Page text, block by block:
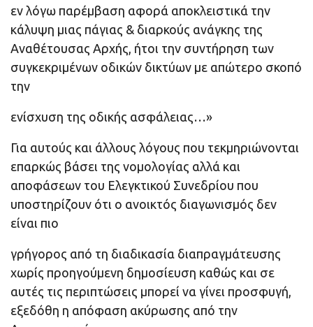
εν λόγω παρέμβαση αφορά αποκλειστικά την
κάλυψη μιας πάγιας & διαρκούς ανάγκης της
Αναθέτουσας Αρχής, ήτοι την συντήρηση των
συγκεκριμένων οδικών δικτύων με απώτερο σκοπό
την
ενίσχυση της οδικής ασφάλειας…»
Για αυτούς και άλλους λόγους που τεκμηριώνονται
επαρκώς βάσει της νομολογίας αλλά και
αποφάσεων του Ελεγκτικού Συνεδρίου που
υποστηρίζουν ότι ο ανοικτός διαγωνισμός δεν
είναι πιο
γρήγορος από τη διαδικασία διαπραγμάτευσης
χωρίς προηγούμενη δημοσίευση καθώς και σε
αυτές τις περιπτώσεις μπορεί να γίνει προσφυγή,
εξεδόθη η απόφαση ακύρωσης από την